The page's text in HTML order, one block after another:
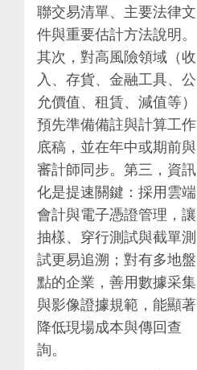
聯交易清單、主要法律文
件與重要估計方法說明。
其次，對高風險領域（收
入、存貨、金融工具、公
允價值、租賃、減值等）
預先準備備註與計算工作
底稿，並在年中或期前與
審計師同步。第三，資訊
化是提速關鍵：採用雲端
會計與電子憑證管理，讓
抽樣、穿行測試與截單測
試更易追溯；對有多地盤
點的企業，善用數據采集
與影像證據規範，能顯著
降低現場成本與傳回查
詢。